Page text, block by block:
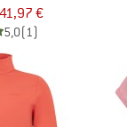
41,97 €
5,0(1)